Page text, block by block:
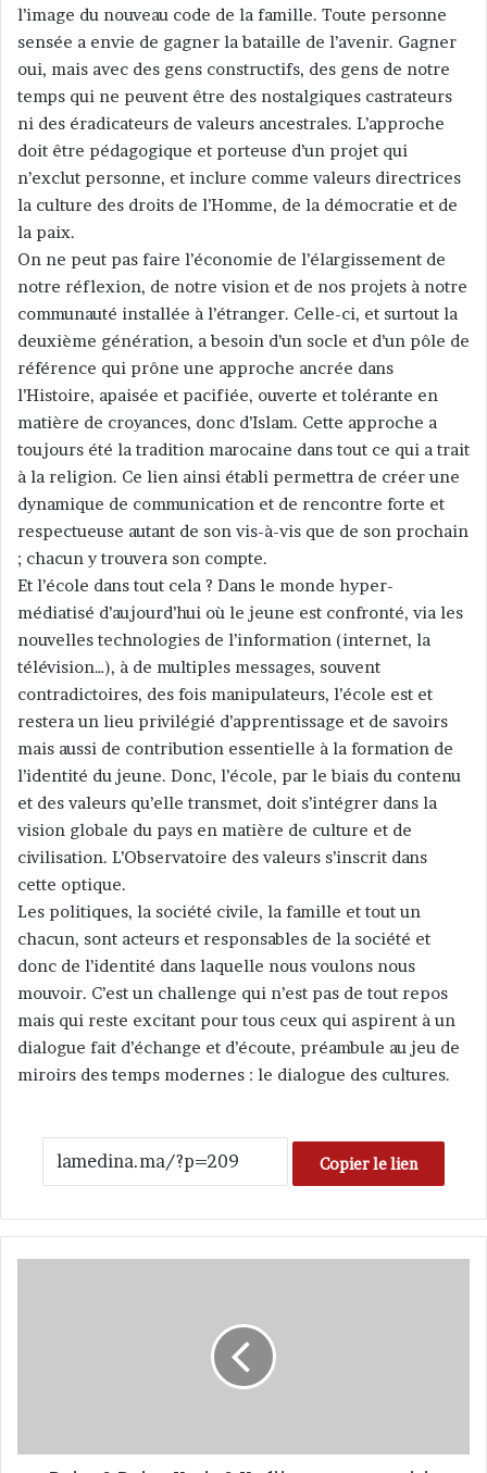
l’image du nouveau code de la famille. Toute personne
sensée a envie de gagner la bataille de l’avenir. Gagner
oui, mais avec des gens constructifs, des gens de notre
temps qui ne peuvent être des nostalgiques castrateurs
ni des éradicateurs de valeurs ancestrales. L’approche
doit être pédagogique et porteuse d’un projet qui
n’exclut personne, et inclure comme valeurs directrices
la culture des droits de l’Homme, de la démocratie et de
la paix.
On ne peut pas faire l’économie de l’élargissement de
notre réflexion, de notre vision et de nos projets à notre
communauté installée à l’étranger. Celle-ci, et surtout la
deuxième génération, a besoin d’un socle et d’un pôle de
référence qui prône une approche ancrée dans
l’Histoire, apaisée et pacifiée, ouverte et tolérante en
matière de croyances, donc d’Islam. Cette approche a
toujours été la tradition marocaine dans tout ce qui a trait
à la religion. Ce lien ainsi établi permettra de créer une
dynamique de communication et de rencontre forte et
respectueuse autant de son vis-à-vis que de son prochain
; chacun y trouvera son compte.
Et l’école dans tout cela ? Dans le monde hyper-
médiatisé d’aujourd’hui où le jeune est confronté, via les
nouvelles technologies de l’information (internet, la
télévision…), à de multiples messages, souvent
contradictoires, des fois manipulateurs, l’école est et
restera un lieu privilégié d’apprentissage et de savoirs
mais aussi de contribution essentielle à la formation de
l’identité du jeune. Donc, l’école, par le biais du contenu
et des valeurs qu’elle transmet, doit s’intégrer dans la
vision globale du pays en matière de culture et de
civilisation. L’Observatoire des valeurs s’inscrit dans
cette optique.
Les politiques, la société civile, la famille et tout un
chacun, sont acteurs et responsables de la société et
donc de l’identité dans laquelle nous voulons nous
mouvoir. C’est un challenge qui n’est pas de tout repos
mais qui reste excitant pour tous ceux qui aspirent à un
dialogue fait d’échange et d’écoute, préambule au jeu de
miroirs des temps modernes : le dialogue des cultures.
Copier le lien
r